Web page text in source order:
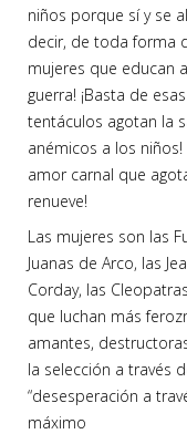
niños porque sí y se
decir, de toda forma
mujeres que educan
guerra! ¡Basta de
tentáculos agotan la
anémicos a los
amor carnal que
renueve!
Las mujeres son las
Juanas de Arco, las
Corday, las
que luchan más
amantes,
la selección a través
“desesperación a
máximo